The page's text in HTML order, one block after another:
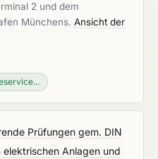
2 und dem
Münchens. Ansicht der
Prüfungen gem. DIN
Anlagen und